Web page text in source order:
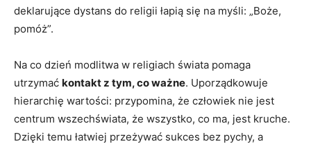
deklarujące dystans do religii łapią się na myśli: „Boże,
pomóż”.
Na co dzień modlitwa w religiach świata pomaga
utrzymać kontakt z tym, co ważne. Uporządkowuje
hierarchię wartości: przypomina, że człowiek nie jest
centrum wszechświata, że wszystko, co ma, jest kruche.
Dzięki temu łatwiej przeżywać sukces bez pychy, a